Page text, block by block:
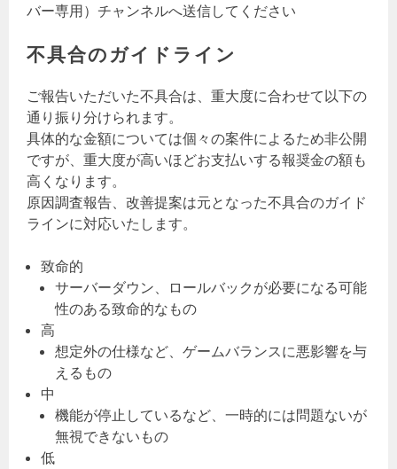
バー専用）チャンネルへ送信してください
不具合のガイドライン
ご報告いただいた不具合は、重大度に合わせて以下の
通り振り分けられます。
具体的な金額については個々の案件によるため非公開
ですが、重大度が高いほどお支払いする報奨金の額も
高くなります。
原因調査報告、改善提案は元となった不具合のガイド
ラインに対応いたします。
致命的
サーバーダウン、ロールバックが必要になる可能
性のある致命的なもの
高
想定外の仕様など、ゲームバランスに悪影響を与
えるもの
中
機能が停止しているなど、一時的には問題ないが
無視できないもの
低